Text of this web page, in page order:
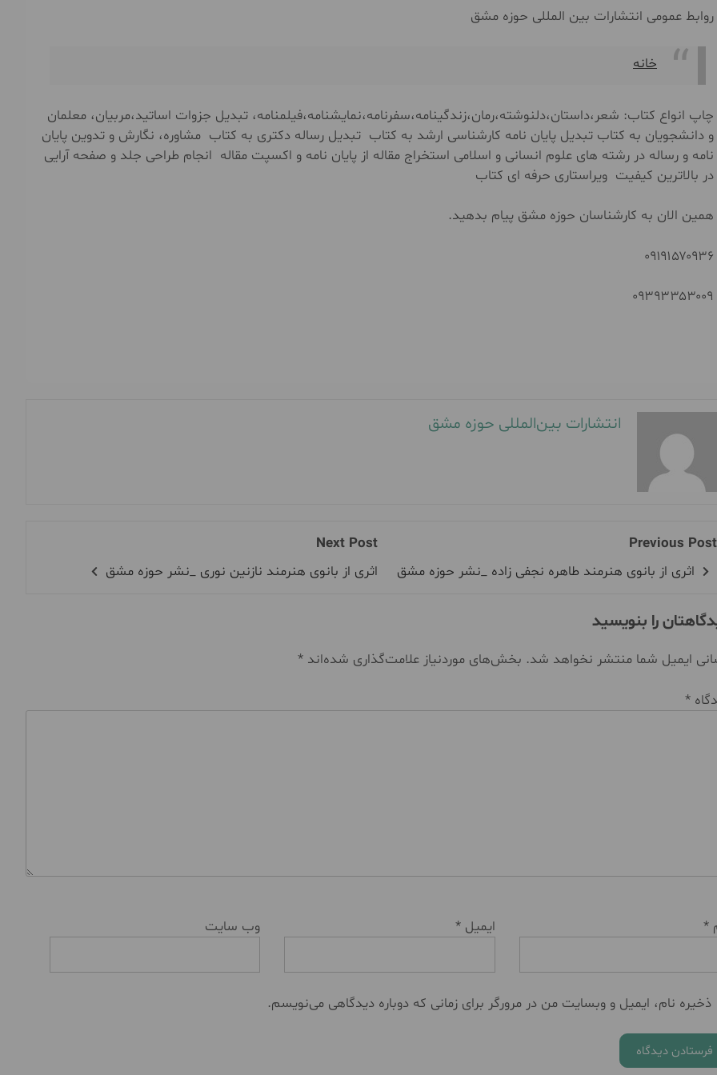
روابط عمومی انتشارات بین المللی حوزه مشق
خانه
چاپ انواع کتاب: شعر،داستان،دلنوشته،رمان،زندگینامه،سفرنامه،نمايشنامه،فیلمنامه، تبدیل جزوات اساتید،مربیان، معلمان
و دانشجویان به کتاب تبدیل پایان نامه کارشناسی ارشد به کتاب تبدیل رساله دکتری به کتاب مشاوره، نگارش و تدوین پایان
نامه و رساله در رشته های علوم انسانی و اسلامی استخراج مقاله از پایان نامه و اکسپت مقاله انجام طراحی جلد و صفحه آرایی
در بالاترین کیفیت ویراستاری حرفه ای کتاب
همین الان به کارشناسان حوزه مشق پیام بدهید.
۰۹۱۹۱۵۷۰۹۳۶
۰۹۳۹۳۳۵۳۰۰۹
انتشارات بین‌المللی حوزه مشق
Previous Post
اثری از بانوی هنرمند طاهره نجفی زاده _نشر حوزه مشق
Next Post
اثری از بانوی هنرمند نازنین نوری _نشر حوزه مشق
را بنویسید
ایمیل شما منتشر نخواهد شد. بخش‌های موردنیاز علامت‌گذاری شده‌اند *
*
* ایمیل* وب‌ سایت
ذخیره نام، ایمیل و وبسایت من در مرورگر برای زمانی که دوباره دیدگاهی می‌نویسم.